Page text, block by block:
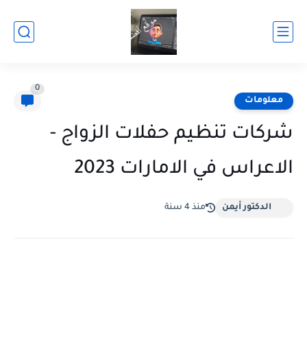
معلومات
0
شركات تنظيم حفلات الزواج -
الاعراس في الامارات 2023
الدكتور أيمن منذ 4 سنة